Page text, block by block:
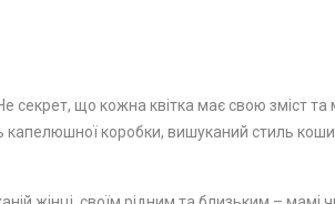
секрет, що кожна квітка має свою зміст
капелюшної коробки, вишуканий стиль